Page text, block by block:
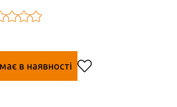
в наявності